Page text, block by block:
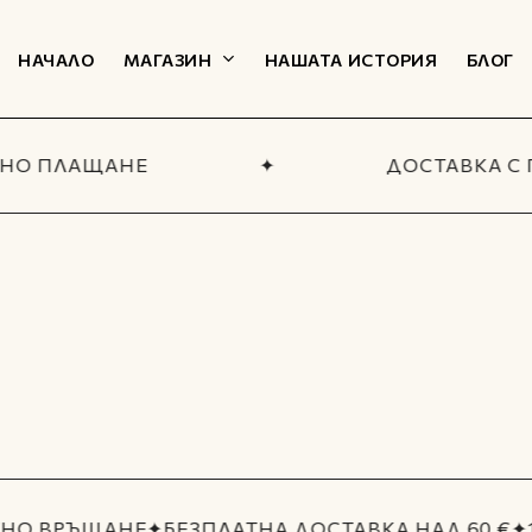
НАЧАЛО МАГАЗИН
КАТЕГОРИИ
НАШАТА ИСТОРИЯ БЛОГ
Количка
ПЛАЩАНЕ ✦ ДОСТАВКА С